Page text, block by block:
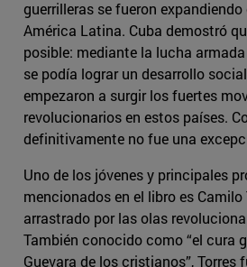
guerrilleras se fueron
América Latina. Cuba demostró
posible: mediante la lucha
se podía lograr un desarrollo
empezaron a surgir los fuertes
revolucionarios en estos países.
definitivamente no fue una
Uno de los jóvenes y principales
mencionados en el libro es Camilo
arrastrado por las olas
También conocido como “el cura
Guevara de los cristianos”, Torres